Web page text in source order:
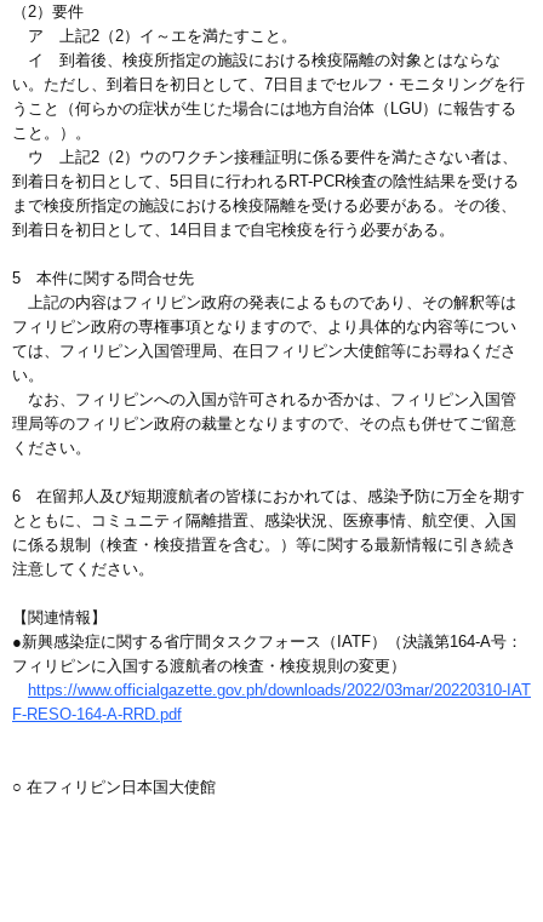
（2）要件
ア 上記2（2）イ～エを満たすこと。
イ 到着後、検疫所指定の施設における検疫隔離の対象とはならな
い。ただし、到着日を初日として、7日目までセルフ・モニタリングを行
うこと（何らかの症状が生じた場合には地方自治体（LGU）に報告する
こと。）。
ウ 上記2（2）ウのワクチン接種証明に係る要件を満たさない者は、
到着日を初日として、5日目に行われるRT-PCR検査の陰性結果を受ける
まで検疫所指定の施設における検疫隔離を受ける必要がある。その後、
到着日を初日として、14日目まで自宅検疫を行う必要がある。
5 本件に関する問合せ先
上記の内容はフィリピン政府の発表によるものであり、その解釈等は
フィリピン政府の専権事項となりますので、より具体的な内容等につい
ては、フィリピン入国管理局、在日フィリピン大使館等にお尋ねくださ
い。
なお、フィリピンへの入国が許可されるか否かは、フィリピン入国管
理局等のフィリピン政府の裁量となりますので、その点も併せてご留意
ください。
6 在留邦人及び短期渡航者の皆様におかれては、感染予防に万全を期す
とともに、コミュニティ隔離措置、感染状況、医療事情、航空便、入国
に係る規制（検査・検疫措置を含む。）等に関する最新情報に引き続き
注意してください。
【関連情報】
●新興感染症に関する省庁間タスクフォース（IATF）（決議第164-A号：
フィリピンに入国する渡航者の検査・検疫規則の変更）
https://www.officialgazette.gov.ph/downloads/2022/03mar/20220310-IAT
F-RESO-164-A-RRD.pdf
○ 在フィリピン日本国大使館